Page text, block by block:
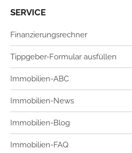
SERVICE
Finanzierungsrechner
Tippgeber-Formular ausfüllen
Immobilien-ABC
Immobilien-News
Immobilien-Blog
Immobilien-FAQ